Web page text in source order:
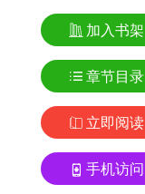
加入书架
章节目录
立即阅读
手机访问